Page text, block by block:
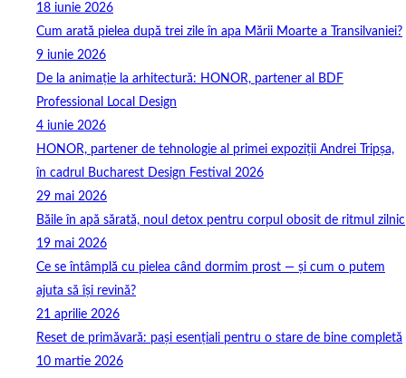
18 iunie 2026
Cum arată pielea după trei zile în apa Mării Moarte a Transilvaniei?
9 iunie 2026
De la animație la arhitectură: HONOR, partener al BDF
Professional Local Design
4 iunie 2026
HONOR, partener de tehnologie al primei expoziții Andrei Tripșa,
în cadrul Bucharest Design Festival 2026
29 mai 2026
Băile în apă sărată, noul detox pentru corpul obosit de ritmul zilnic
19 mai 2026
Ce se întâmplă cu pielea când dormim prost — și cum o putem
ajuta să își revină?
21 aprilie 2026
Reset de primăvară: pași esențiali pentru o stare de bine completă
10 martie 2026